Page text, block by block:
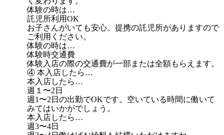
体験の時は…
託児所利用OK
お子さんがいても安心。提携の託児所がありますので
ご利用ください。
体験の時は…
体験時交通費
体験入店の際の交通費が一部または全額もらえます。
④ 本入店したら…
本入店したら…
週１〜2日
週1〜2日の出勤でOKです。空いている時間に働いて
みてはいかがでしょう。
本入店したら…
週3〜4日